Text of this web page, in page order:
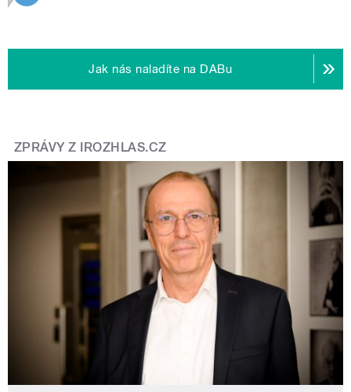
Jak nás naladíte na DABu
ZPRÁVY Z IROZHLAS.CZ